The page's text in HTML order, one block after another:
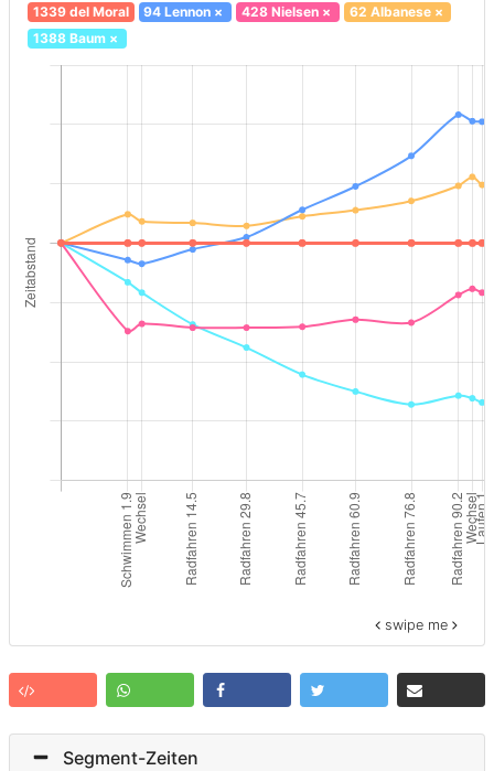
1339 del Moral 94 Lennon × 428 Nielsen× 62 Albanese×
1388 Baum×
swipe me
Segment-Zeiten